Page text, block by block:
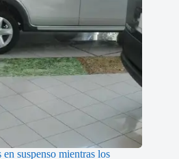
suspenso mientras los